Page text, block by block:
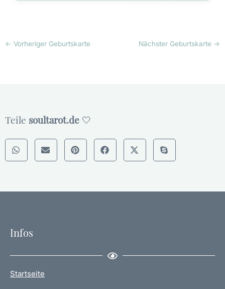
← Vorheriger Geburtskarte Nächster Geburtskarte →
Teile soultarot.de 🤍
Infos
Startseite